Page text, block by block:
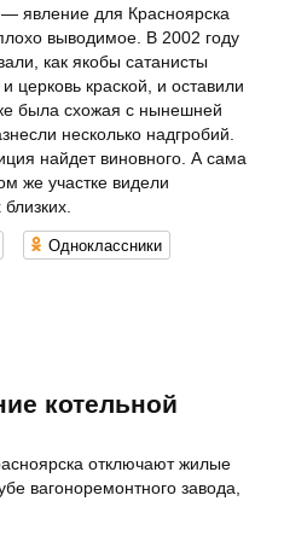
явление для Красноярска
выводимое. В 2002 году
как якобы сатанисты
церковь краской, и оставили
была схожая с нынешней
несколько надгробий.
найдет виновного. А сама
же участке видели
Одноклассники
котельной
отключают жилые
вагоноремонтного завода,